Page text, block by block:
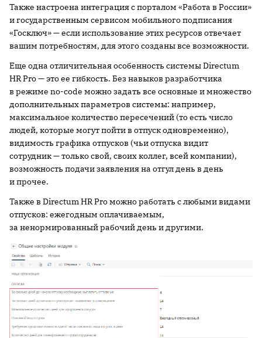
Также настроена интеграция с порталом «Работа в России»
и государственным сервисом мобильного подписания
«Госключ» — если использование этих ресурсов отвечает
вашим потребностям, для этого созданы все возможности.
Еще одна отличительная особенность системы Directum
HR Pro — это ее гибкость. Без навыков разработчика
в режиме no-code можно задать все основные и множество
дополнительных параметров системы: например,
максимальное количество пересечений (то есть число
людей, которые могут пойти в отпуск одновременно),
видимость графика отпусков (чьи отпуска видит
сотрудник — только свой, своих коллег, всей компании),
возможность подачи заявления на отгул день в день
и прочее.
Также в Directum HR Pro можно работать с любыми видами
отпусков: ежегодным оплачиваемым,
за ненормированный рабочий день и другими.